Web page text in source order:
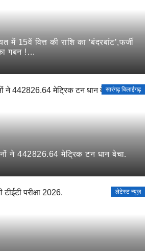
में 15वें वित्त की राशि का ‘बंदरबांट’,फर्जी
गबन !…
सारंगढ़ बिलाईगढ़
ने 442826.64 मेट्रिक टन धान बेचा.
लेटेस्ट न्यूज़